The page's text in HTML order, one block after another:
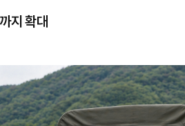
지 확대